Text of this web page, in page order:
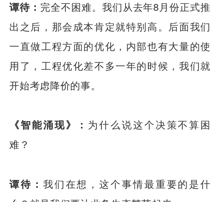
谭待： 完全不困难。我们从去年8月份正式推
出之后，那会成本肯定就特别高。后面我们
一直做工程方面的优化，内部也有大量的使
用了，工程优化差不多一年的时候，我们就
开始考虑降价的事。
《智能涌现》： 为什么说这个决策不算困
难？
谭待： 我们在想，这个事情最重要的是什